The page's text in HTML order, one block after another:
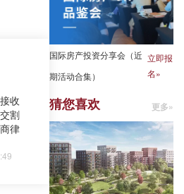
收
割
律
国际房产投资分享会（近
期活动合集）
立即报
名»
猜您喜欢 更多»